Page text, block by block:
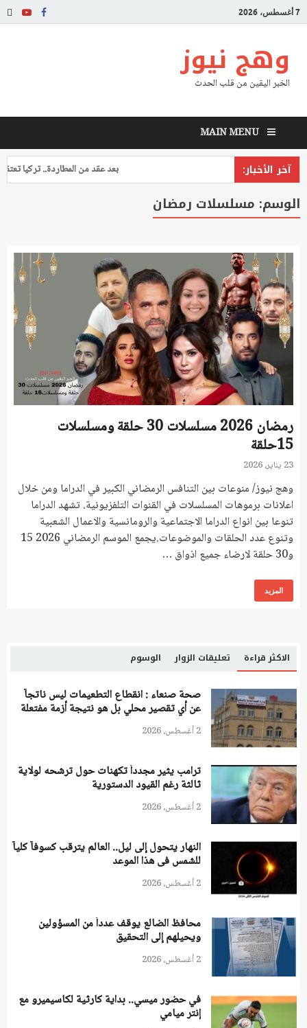
7 أغسطس، 2026
وهج نيوز
الخبر اليقين من قلب الحدث
MAIN MENU
آخر الأخبار: بعد عقد من المطاردة.. تركيا تعتقل
الوسم: مسلسلات رمضان
رمضان 2026 مسلسلات 30 حلقة ومسلسلات
15حلقة
23 يناير، 2026
وهج نيوز/ منوعات بين التنافس الرمضاني الكبير في الدراما ومن خلال
اعلانات برموهات المسلسلات في القنوات التلفزيونية. تشهد الدراما
تنوعا بين انواع الدراما الاجتماعية والرومانسية والاعمال الشعبية
وتنوع عدد الحلقات والموضوعات.يجمع الموسم الرمضاني 2026 15
و30 حلقة لارضاء جميع اذواق …
المزيد
الاكثر قراءة تعليقات الزوار الوسوم
صحة صنعاء : انقطاع التطعيمات ليس ناتجاً
عن أي تقصير محلي بل هو نتيجة أزمة مفتعلة
2 أغسطس، 2026
ترامب يثير مجدداً تكهنات حول ترشحه لولاية
ثالثة رغم القيود الدستورية
2 أغسطس، 2026
النهار يتحول إلى ليل.. العالم يترقب كسوفاً كلياً
للشمس فى هذا الموعد
2 أغسطس، 2026
محافظ الضالع يوقف عدداً من المسؤولين
ويحيلهم إلى التحقيق
2 أغسطس، 2026
في حضور ميسي.. بداية كارثية لكاسيميرو مع
إنتر ميامي